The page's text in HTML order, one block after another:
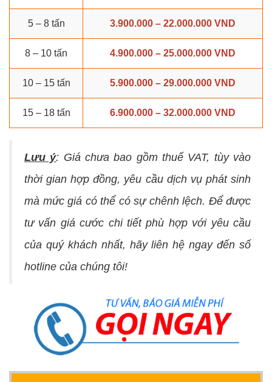
5 – 8 tấn 3.900.000 – 22.000.000 VND
8 – 10 tấn 4.900.000 – 25.000.000 VND
10 – 15 tấn 5.900.000 – 29.000.000 VND
15 – 18 tấn 6.900.000 – 32.000.000 VND
Lưu ý: Giá chưa bao gồm thuế VAT, tùy vào
thời gian hợp đồng, yêu cầu dịch vụ phát sinh
mà mức giá có thể có sự chênh lệch. Để được
tư vấn giá cước chi tiết phù hợp với yêu cầu
của quý khách nhất, hãy liên hệ ngay đến số
hotline của chúng tôi!